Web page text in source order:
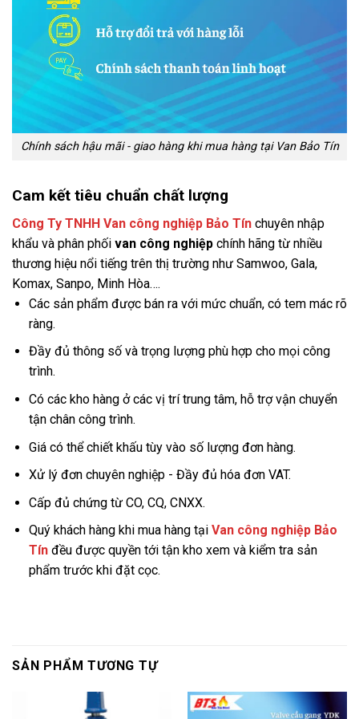
Chính sách hậu mãi - giao hàng khi mua hàng tại Van Bảo Tín
Cam kết tiêu chuẩn chất lượng
Công Ty TNHH Van công nghiệp Bảo Tín chuyên nhập
khẩu và phân phối van công nghiệp chính hãng từ nhiều
thương hiệu nổi tiếng trên thị trường như Samwoo, Gala,
Komax, Sanpo, Minh Hòa….
Các sản phẩm được bán ra với mức chuẩn, có tem mác rõ
ràng.
Đầy đủ thông số và trọng lượng phù hợp cho mọi công
trình.
Có các kho hàng ở các vị trí trung tâm, hỗ trợ vận chuyển
tận chân công trình.
Giá có thể chiết khấu tùy vào số lượng đơn hàng.
Xử lý đơn chuyên nghiệp - Đầy đủ hóa đơn VAT.
Cấp đủ chứng từ CO, CQ, CNXX.
Quý khách hàng khi mua hàng tại Van công nghiệp Bảo
Tínđều được quyền tới tận kho xem và kiểm tra sản
phẩm trước khi đặt cọc.
SẢN PHẨM TƯƠNG TỰ